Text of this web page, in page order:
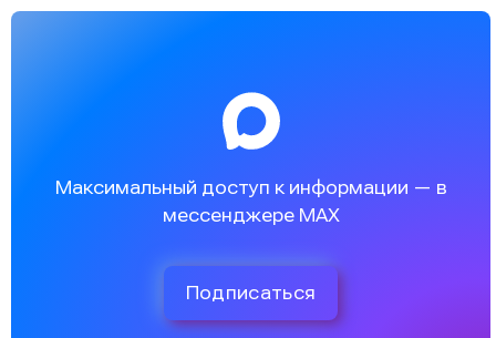
Максимальный доступ к информации — в
мессенджере MAX
Подписаться